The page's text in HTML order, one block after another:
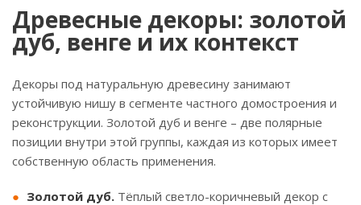
Древесные декоры: золотой
дуб, венге и их контекст
Декоры под натуральную древесину занимают
устойчивую нишу в сегменте частного домостроения и
реконструкции. Золотой дуб и венге – две полярные
позиции внутри этой группы, каждая из которых имеет
собственную область применения.
Золотой дуб. Тёплый светло-коричневый декор с